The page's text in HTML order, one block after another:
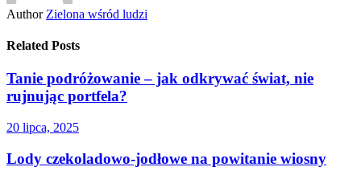
Author Zielona wśród ludzi
Related Posts
Tanie podróżowanie – jak odkrywać świat, nie
rujnując portfela?
20 lipca, 2025
Lody czekoladowo-jodłowe na powitanie wiosny